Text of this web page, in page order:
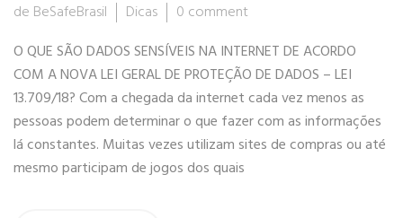
de BeSafeBrasil Dicas
0 comment
O QUE SÃO DADOS SENSÍVEIS NA INTERNET DE ACORDO
COM A NOVA LEI GERAL DE PROTEÇÃO DE DADOS – LEI
13.709/18? Com a chegada da internet cada vez menos as
pessoas podem determinar o que fazer com as informações
lá constantes. Muitas vezes utilizam sites de compras ou até
mesmo participam de jogos dos quais